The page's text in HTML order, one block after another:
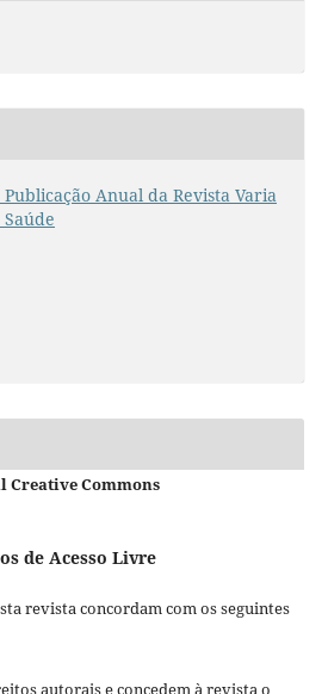
Publicação Anual da Revista Varia
Creative Commons
de Acesso Livre
revista concordam com os seguintes
autorais e concedem à revista o